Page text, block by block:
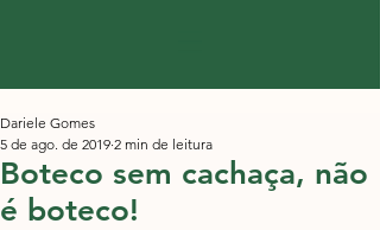
Boteco sem cachaça, não
é boteco!
Dariele Gomes
5 de ago. de 2019 2 min de leitura